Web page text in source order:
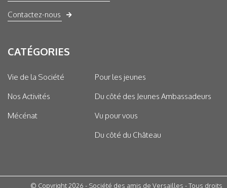
Contactez-nous
CATÉGORIES
Vie de la Société
Nos Activités
Mécénat
Pour les jeunes
Du côté des Jeunes Ambassadeurs
Vu pour vous
Du côté du Château
© Copyright 2026 - Société des amis de Versailles - Tous droits